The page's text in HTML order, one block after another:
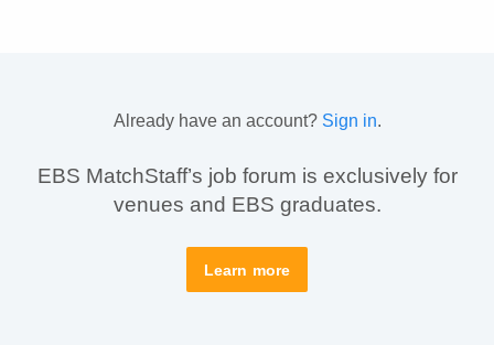
Already have an account? Sign in.
EBS MatchStaff’s job forum is exclusively for
venues and EBS graduates.
Learn more